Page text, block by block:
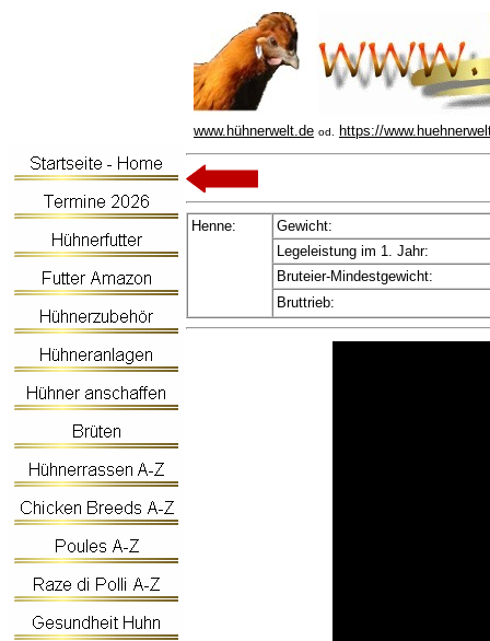
www.hühnerwelt.de od. https://
Henne:
Gewicht:
Legeleistung im 1. Jahr:
Bruteier-Mindestgewicht:
Bruttrieb: